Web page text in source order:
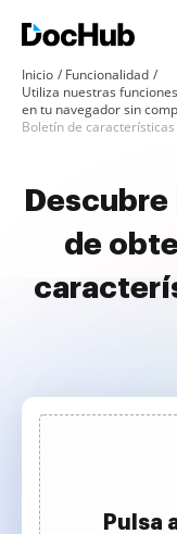
Inicio
Funcionalidad
Utiliza nuestras
en tu navegador sin
Boletín de
de
Pulsa